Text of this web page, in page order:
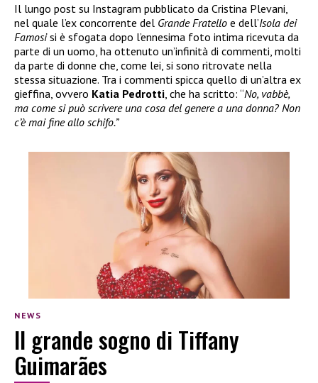
Il lungo post su Instagram pubblicato da Cristina Plevani,
nel quale l’ex concorrente del Grande Fratello e dell’Isola dei
Famosisi è sfogata dopo l’ennesima foto intima ricevuta da
parte di un uomo, ha ottenuto un’infinità di commenti, molti
da parte di donne che, come lei, si sono ritrovate nella
stessa situazione. Tra i commenti spicca quello di un’altra ex
gieffina, ovvero Katia Pedrotti , che ha scritto: “No, vabbè,
ma come si può scrivere una cosa del genere a una donna? Non
c’è mai fine allo schifo.”
NEWS
Il grande sogno di Tiffany
Guimarães